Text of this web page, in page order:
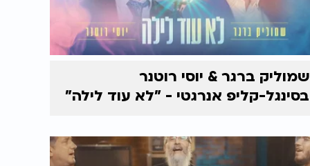
שמוליק ברגר & יוסי רוטנר
בסינגל-קליפ אנרגטי - "לא עוד לילה"